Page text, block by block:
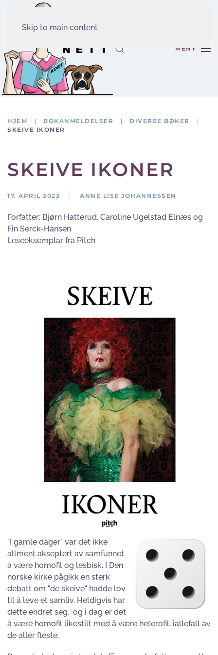
Skip to main content
MENY
HJEM BOKANMELDELSER
DIVERSE BØKER
SKEIVE IKONER
SKEIVE IKONER
17. APRIL 2023 ANNE LISE JOHANNESSEN
Forfatter: Bjørn Hatterud, Caroline Ugelstad Elnæs og
Fin Serck-Hansen
Leseeksemplar fra Pitch
"I gamle dager" var det ikke
allment akseptert av samfunnet
å være homofil og lesbisk. I Den
norske kirke pågikk en sterk
debatt om "de skeive" hadde lov
til å leve et samliv. Heldigvis har
dette endret seg, og i dag er det
å være homofil likestilt med å være heterofil, iallefall av
de aller fleste.